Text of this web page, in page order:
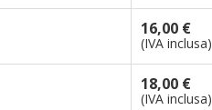
16,00 €
(IVA inclusa)
18,00 €
(IVA inclusa)